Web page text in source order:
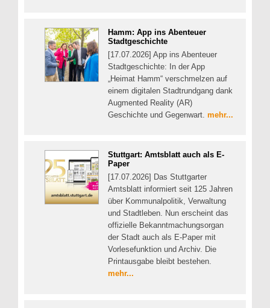
Hamm: App ins Abenteuer
Stadtgeschichte
[17.07.2026] App ins Abenteuer
Stadtgeschichte: In der App
„Heimat Hamm“ verschmelzen auf
einem digitalen Stadtrundgang dank
Augmented Reality (AR)
Geschichte und Gegenwart. mehr...
Stuttgart: Amtsblatt auch als E-
Paper
[17.07.2026] Das Stuttgarter
Amtsblatt informiert seit 125 Jahren
über Kommunalpolitik, Verwaltung
und Stadtleben. Nun erscheint das
offizielle Bekanntmachungsorgan
der Stadt auch als E-Paper mit
Vorlesefunktion und Archiv. Die
Printausgabe bleibt bestehen.
mehr...